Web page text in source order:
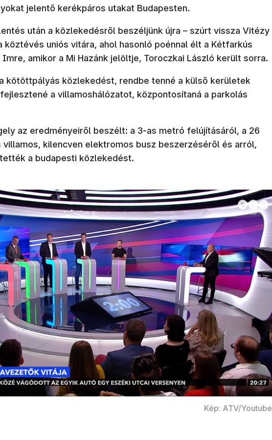
jelentő kerékpáros utakat Budapesten.
után a közlekedésről beszéljünk újra – szúrt vissza Vitézy
köztévés uniós vitára, ahol hasonló poénnal élt a Kétfarkús
Imre, amikor a Mi Hazánk jelöltje, Toroczkai László került sorra.
kötöttpályás közlekedést, rendbe tenné a külső kerületek
a villamoshálózatot, központosítaná a parkolás
az eredményeiről beszélt: a 3-as metró felújításáról, a 26
villamos, kilencven elektromos busz beszerzéséről és arról,
a budapesti közlekedést.
Kép: ATV/Youtube